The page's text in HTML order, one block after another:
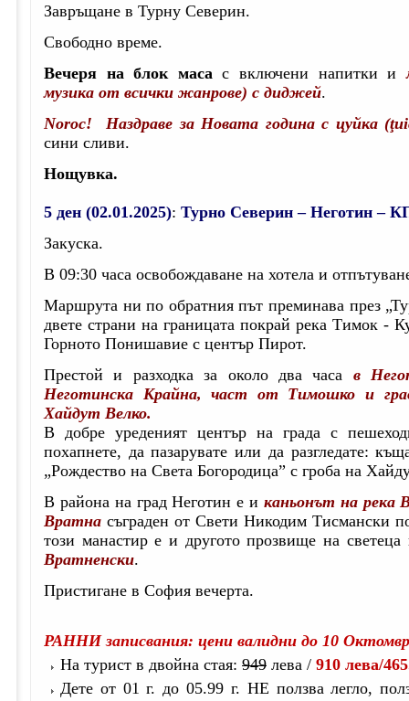
Завръщане в Турну Северин.
Свободно време.
Вечеря на блок маса с включени напитки и
музика от всички жанрове) с диджей.
Noroc! Наздраве за Новата година с цуйка
сини сливи.
Нощувка.
5 ден (02.01.2025): Турно Северин – Неготин –
Закуска.
В 09:30 часа освобождаване на хотела и
Маршрута ни по обратния път преминава през
двете страни на границата покрай река Тимок -
Горното Понишавие с център Пирот.
Престой и разходка за около два часа в
Неготинска Крайна, част от Тимошко и
Хайдут Велко.
В добре уреденият център на града с
похапнете, да пазарувате или да разгледате:
„Рождество на Света Богородица” с гроба на
В района на град Неготин е и каньонът на река
Вратна съграден от Свети Никодим Тисмански
този манастир е и другото прозвище на
Вратненски.
Пристигане в София вечерта.
РАННИ записвания: цени валидни до 10
На турист в двойна стая: 949 лева / 910 лева/
Дете от 01 г. до 05.99 г. НЕ ползва легло,